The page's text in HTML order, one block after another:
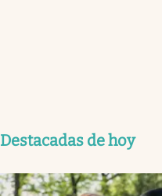
Destacadas de hoy